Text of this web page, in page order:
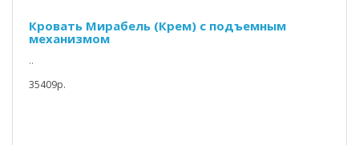
Кровать Мирабель (Крем) с подъемным
механизмом
..
35409p.